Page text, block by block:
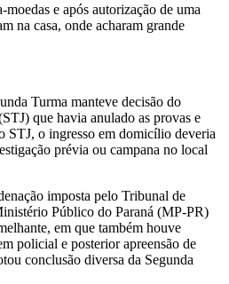
e após autorização de uma
na casa, onde acharam grande
Turma manteve decisão do
que havia anulado as provas e
STJ, o ingresso em domicílio deveria
prévia ou campana no local
imposta pelo Tribunal de
Público do Paraná (MP-PR)
em que também houve
policial e posterior apreensão de
conclusão diversa da Segunda